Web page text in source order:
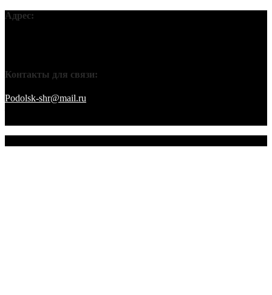
Адрес:
Контакты для связи:
Podolsk-shr@mail.ru